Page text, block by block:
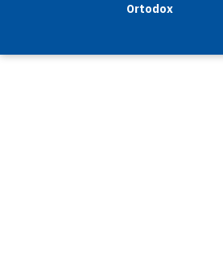
Ortodox